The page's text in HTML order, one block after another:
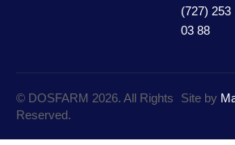
(727) 253
03 88
© DOSFARM 2026. All Rights
Reserved.
Site by